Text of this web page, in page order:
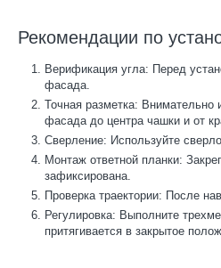
Рекомендации по
Верификация угла: Перед
фасада.
Точная разметка: Внимательно
фасада до центра чашки и от
Сверление: Используйте
Монтаж ответной планки:
зафиксирована.
Проверка траектории: После
Регулировка: Выполните
притягивается в закрытое